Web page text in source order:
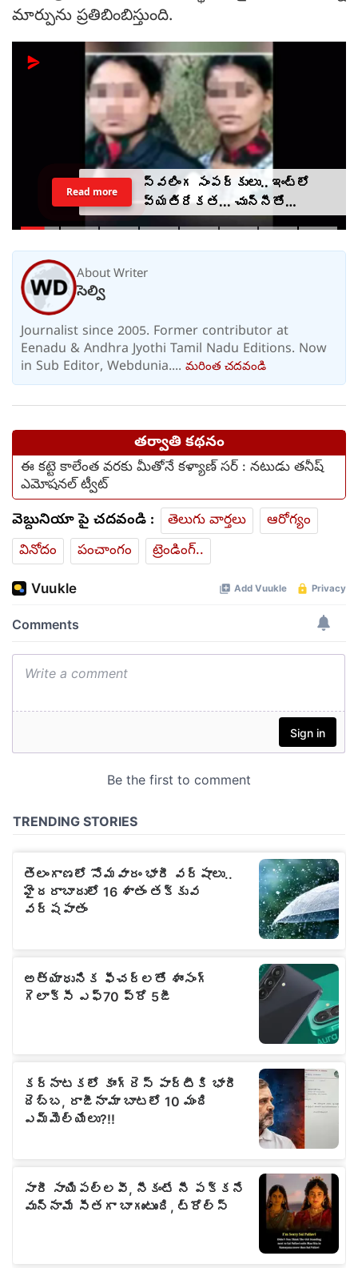
మార్పును ప్రతిబింబిస్తుంది.
స్వలింగ సంపర్కులు.. ఇంట్లో
వ్యతిరేకత... చున్నీతో
ఉరేసుకుని ఆత్మహత్య
Read more
About Writer
సెల్వి
Journalist since 2005. Former contributor at
Eenadu & Andhra Jyothi Tamil Nadu Editions. Now
in Sub Editor, Webdunia.... మరింత చదవండి
తర్వాతి కథనం
ఈ కట్టె కాలేంత వరకు మీతోనే కళ్యాణ్ సర్ : నటుడు తనీష్
ఎమోషనల్ ట్వీట్
వెబ్దునియా పై చదవండి : తెలుగు వార్తలు
ఆరోగ్యం
వినోదం
పంచాంగం ట్రెండింగ్..